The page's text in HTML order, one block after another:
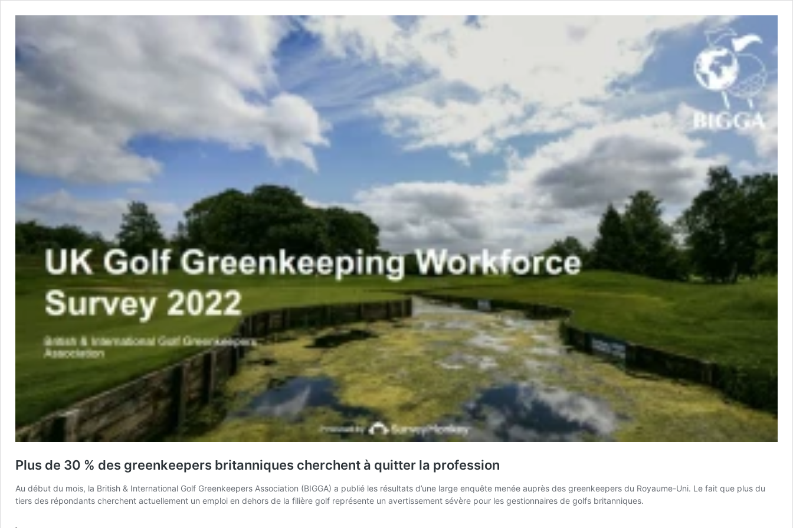
Plus de 30 % des greenkeepers britanniques cherchent à quitter la profession
Au début du mois, la British & International Golf Greenkeepers Association (BIGGA) a publié les résultats d’une large enquête menée auprès des greenkeepers du Royaume-Uni. Le fait que plus du
tiers des répondants cherchent actuellement un emploi en dehors de la filière golf représente un avertissement sévère pour les gestionnaires de golfs britanniques.